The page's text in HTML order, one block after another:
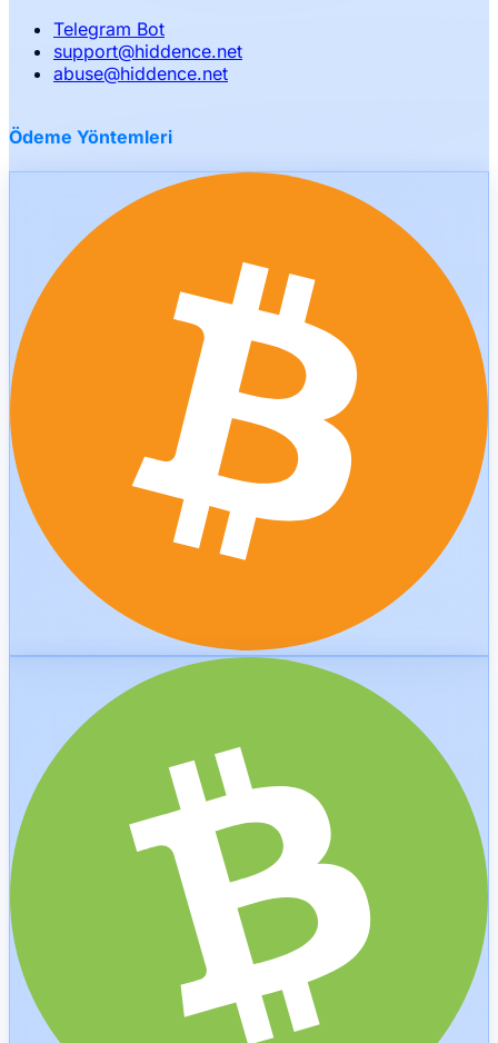
Telegram Bot
support@hiddence.net
abuse@hiddence.net
Ödeme Yöntemleri